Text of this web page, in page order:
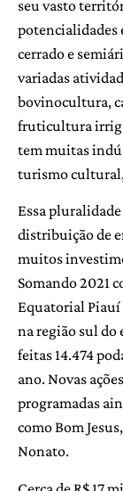
seu vasto
potencialidades
cerrado e
variadas
bovinocultura,
fruticultura
tem muitas
turismo
Essa
distribuição de
muitos
Somando 2021
Equatorial Piauí
na região sul do
feitas 14.474
ano. Novas
programadas
como Bom
Nonato.